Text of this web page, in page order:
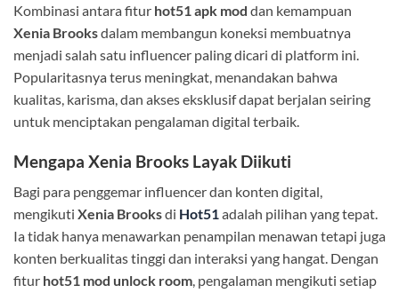
Kombinasi antara fitur hot51 apk mod dan kemampuan
Xenia Brooksdalam membangun koneksi membuatnya
menjadi salah satu influencer paling dicari di platform ini.
Popularitasnya terus meningkat, menandakan bahwa
kualitas, karisma, dan akses eksklusif dapat berjalan seiring
untuk menciptakan pengalaman digital terbaik.
Mengapa Xenia Brooks Layak Diikuti
Bagi para penggemar influencer dan konten digital,
mengikuti Xenia Brooksdi Hot51adalah pilihan yang tepat.
Ia tidak hanya menawarkan penampilan menawan tetapi juga
konten berkualitas tinggi dan interaksi yang hangat. Dengan
fitur hot51 mod unlock room, pengalaman mengikuti setiap